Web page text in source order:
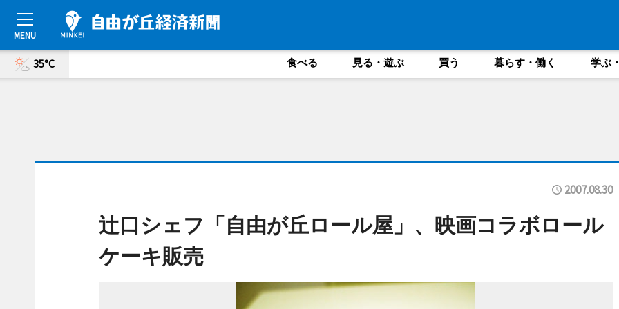
35°C 食べる 見る・遊ぶ 買う 暮らす・働く 学ぶ
2007.08.30
辻口シェフ「自由が丘ロール屋」、映画コラボロール
ケーキ販売